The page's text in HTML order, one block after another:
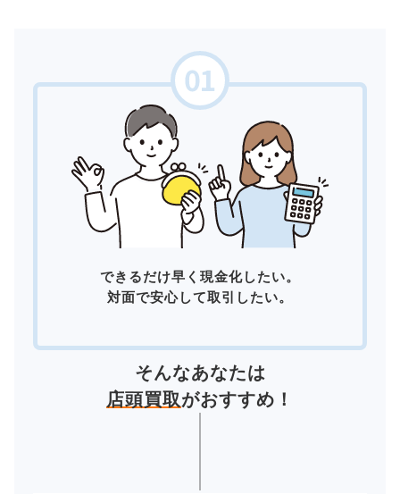
できるだけ早く現金化したい。
対面で安心して取引したい。
そんなあなたは
店頭買取がおすすめ！